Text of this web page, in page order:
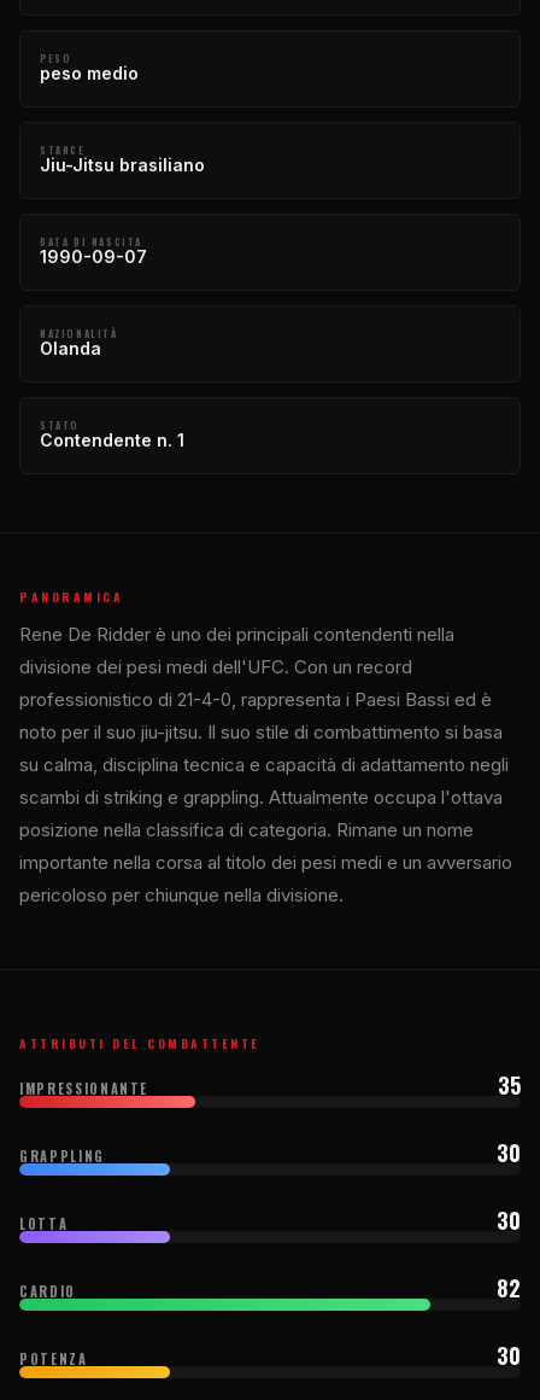
PESO
peso medio
STANCE
Jiu-Jitsu brasiliano
DATA DI NASCITA
1990-09-07
NAZIONALITÀ
Olanda
STATO
Contendente n. 1
PANORAMICA
Rene De Ridder è uno dei principali contendenti nella
divisione dei pesi medi dell'UFC. Con un record
professionistico di 21-4-0, rappresenta i Paesi Bassi ed è
noto per il suo jiu-jitsu. Il suo stile di combattimento si basa
su calma, disciplina tecnica e capacità di adattamento negli
scambi di striking e grappling. Attualmente occupa l'ottava
posizione nella classifica di categoria. Rimane un nome
importante nella corsa al titolo dei pesi medi e un avversario
pericoloso per chiunque nella divisione.
ATTRIBUTI DEL COMBATTENTE
IMPRESSIONANTE 35
GRAPPLING 30
LOTTA 30
CARDIO 82
POTENZA 30